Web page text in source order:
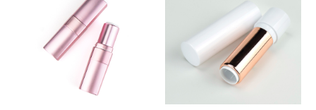
косметики
глянцевый УФ
квадратных
пластиковых оболочек